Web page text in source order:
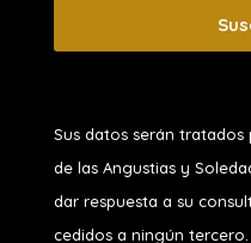
Sus datos serán tratados
de las Angustias y
dar respuesta a su
cedidos a ningún